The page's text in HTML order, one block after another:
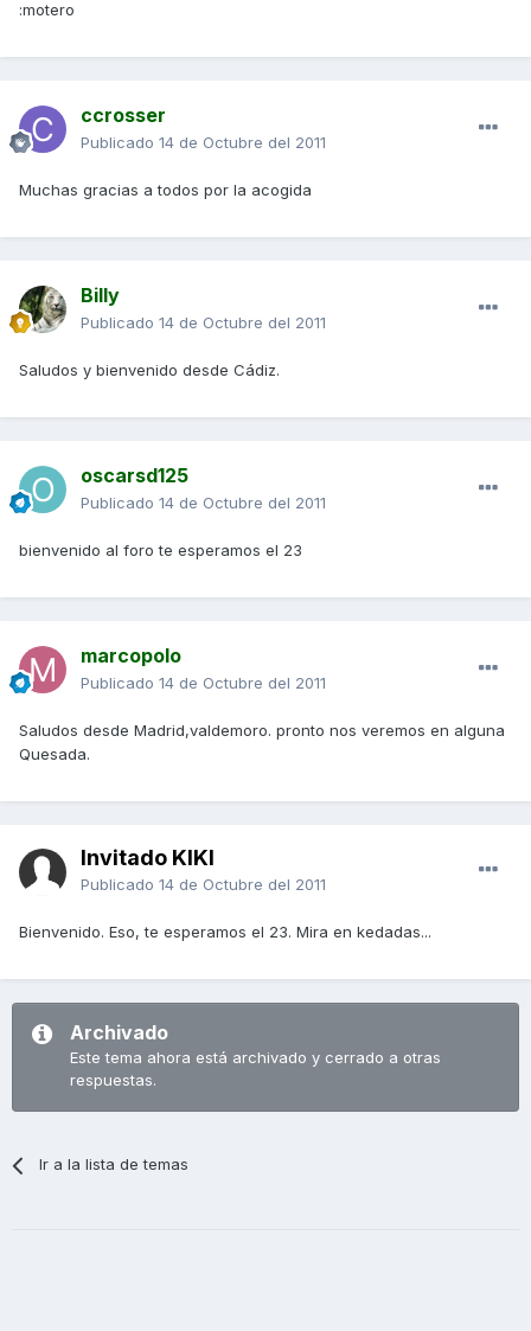
:motero
ccrosser
Publicado 14 de Octubre del 2011
Muchas gracias a todos por la acogida
Billy
Publicado 14 de Octubre del 2011
Saludos y bienvenido desde Cádiz.
oscarsd125
Publicado 14 de Octubre del 2011
bienvenido al foro te esperamos el 23
marcopolo
Publicado 14 de Octubre del 2011
Saludos desde Madrid,valdemoro. pronto nos veremos en alguna
Quesada.
Invitado KIKI
Publicado 14 de Octubre del 2011
Bienvenido. Eso, te esperamos el 23. Mira en kedadas...
Archivado
Este tema ahora está archivado y cerrado a otras
respuestas.
Ir a la lista de temas